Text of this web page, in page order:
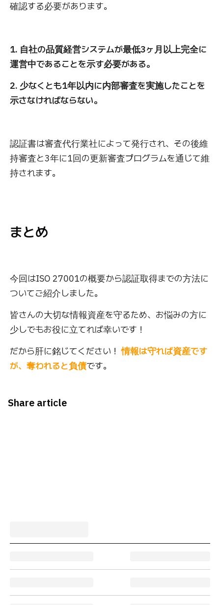
確認する必要があります。
1. 自社の品質経営システムが最低3ヶ月以上完全に
運営中であることを示す必要がある。
2. 少なくとも1年以内に内部審査を実施したことを
示さなければならない。
認証書は審査代行業社によって発行され、その後維
持審査と3年に1回の更新審査プログラムを通じて維
持されます。
まとめ
今回はISO 27001の概要から認証取得までの方法に
ついてご紹介しました。
皆さんの大切な情報資産を守るため、お悩みの方に
少しでもお役に立てれば幸いです！
だから肝に銘じてください！情報は守れば資産です
が、奪われると負債です。
Share article